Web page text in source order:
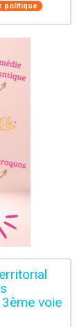
politique
voie